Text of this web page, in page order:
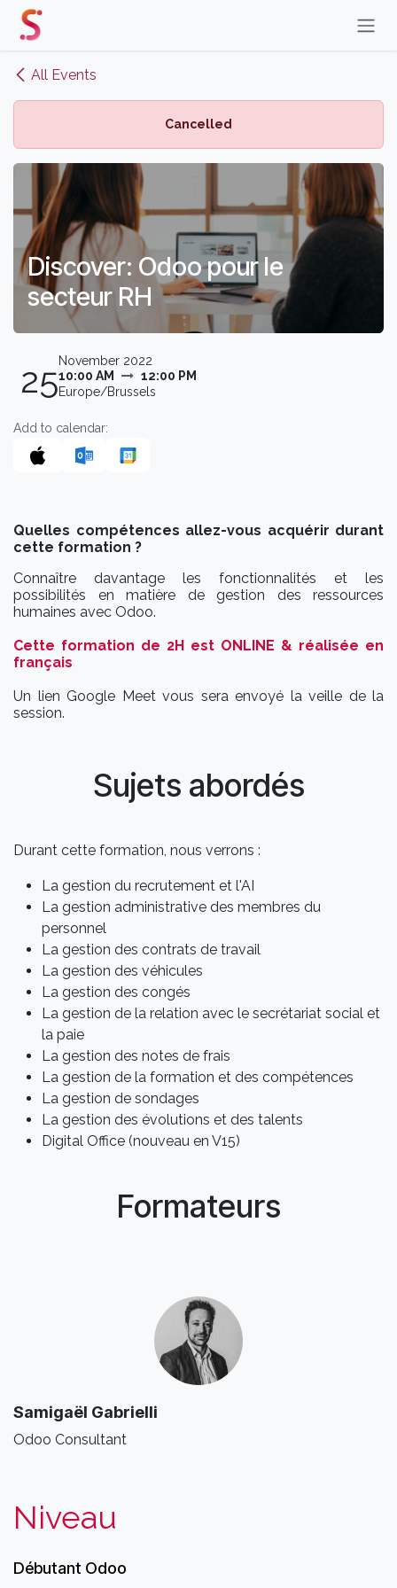
Skip to Content
All Events
Cancelled
Discover: Odoo pour le
secteur RH
25November 2022
10:00 AM
12:00 PM
Europe/Brussels
Add to calendar:
Quelles compétences allez-vous acquérir durant
cette formation ?
Connaître davantage les fonctionnalités et les
possibilités en matière de gestion des ressources
humaines avec Odoo.
Cette formation de 2H est ONLINE & réalisée en
français
Un lien Google Meet vous sera envoyé la veille de la
session.
Sujets abordés
Durant cette formation, nous verrons :
La gestion du recrutement et l'AI
La gestion administrative des membres du
personnel
La gestion des contrats de travail
La gestion des véhicules
La gestion des congés
La gestion de la relation avec le secrétariat social et
la paie
La gestion des notes de frais
La gestion de la formation et des compétences
La gestion de sondages
La gestion des évolutions et des talents
Digital Office (nouveau en V15)
Formateurs
Samigaël Gabrielli
Odoo Consultant
Niveau
Débutant Odoo